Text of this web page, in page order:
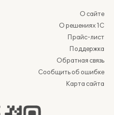
О сайте
О решениях 1С
Прайс-лист
Поддержка
Обратная связь
Сообщить об ошибке
Карта сайта